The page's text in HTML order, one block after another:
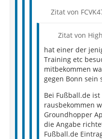
Zitat von
Zitat von
hat einer der
Training etc
mitbekommen
gegen Bonn sein
Bei Fußball.de
rausbekommen
Groundhopper
die Angabe
Fußball.de